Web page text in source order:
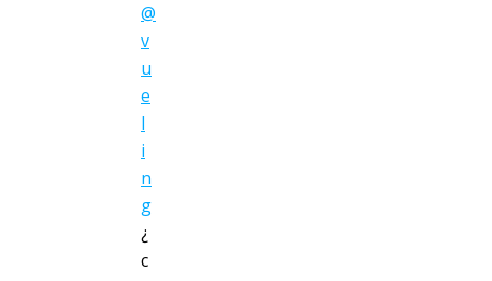
@
v
u
e
l
i
n
g
¿
c